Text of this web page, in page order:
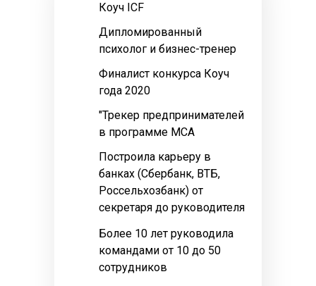
Коуч ICF
Дипломированный
психолог и бизнес-тренер
Финалист конкурса Коуч
года 2020
"Трекер предпринимателей
в программе МСА
Построила карьеру в
банках (Сбербанк, ВТБ,
Россельхозбанк) от
секретаря до руководителя
Более 10 лет руководила
командами от 10 до 50
сотрудников